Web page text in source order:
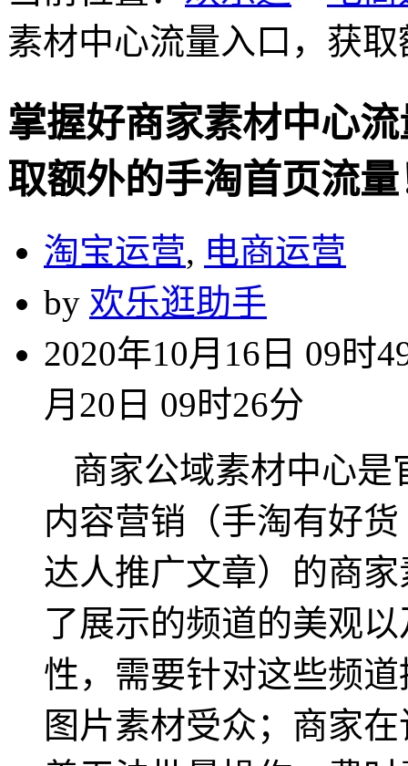
素材中心流量入口，获
掌握好商家素材中心
取额外的手淘首页流量
淘宝运营, 电商运营
by 欢乐逛助手
2020年10月16日 09时
月20日 09时26分
商家公域素材中心是
内容营销（手淘有好
达人推广文章）的商
了展示的频道的美观
性，需要针对这些频
图片素材受众；商家